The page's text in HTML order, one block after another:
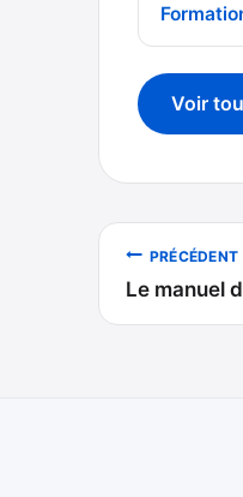
Voir
de
PRÉCÉDENT
Le manuel